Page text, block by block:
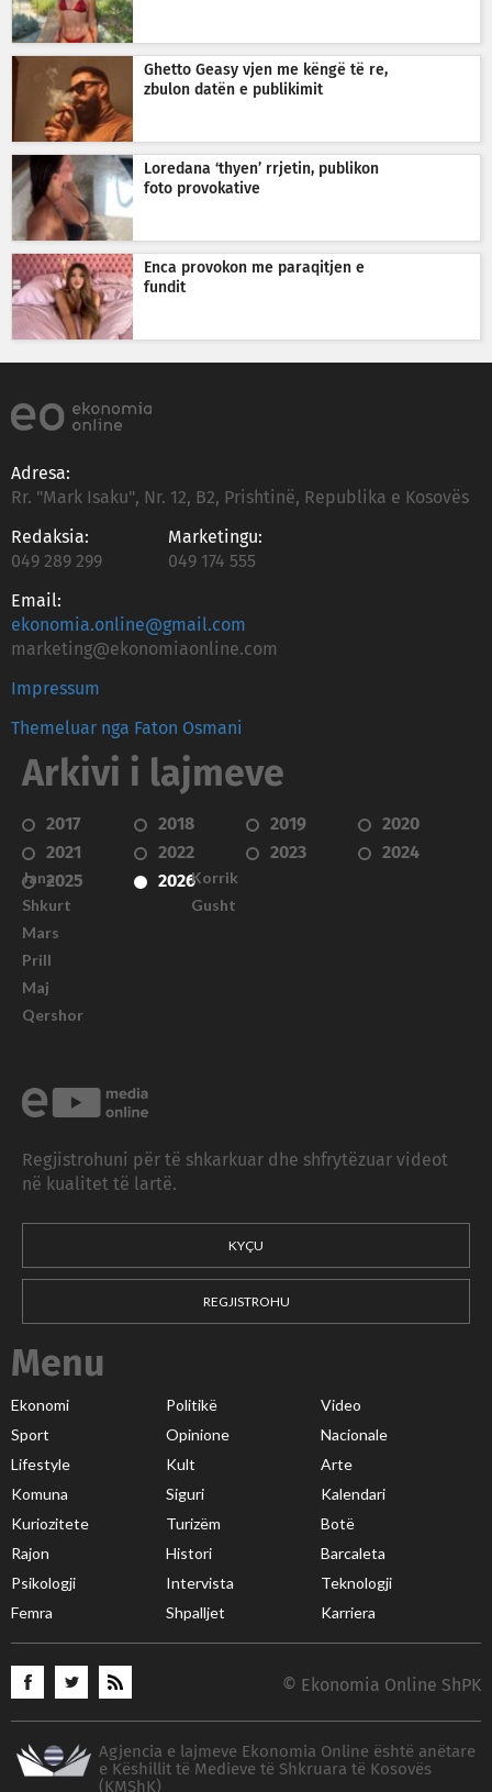
Ghetto Geasy vjen me këngë të re,
zbulon datën e publikimit
Loredana ‘thyen’ rrjetin, publikon
foto provokative
Enca provokon me paraqitjen e
fundit
Adresa:
Rr. "Mark Isaku", Nr. 12, B2, Prishtinë, Republika e Kosovës
Redaksia:
049 289 299
Marketingu:
049 174 555
Email:
ekonomia.online@gmail.com
marketing@ekonomiaonline.com
Impressum
Themeluar nga Faton Osmani
Arkivi i lajmeve
2017 2018 2019
2020
2021
2022 2023
2024
2025
2026
Janar
Shkurt
Mars
Prill
Maj
Qershor
Korrik
Gusht
Regjistrohuni për të shkarkuar dhe shfrytëzuar videot
në kualitet të lartë.
KYÇU
REGJISTROHU
Menu
Ekonomi Politikë
Video
Sport
Opinione
Nacionale
Lifestyle
Kult
Arte
Komuna
Siguri
Kalendari
Kuriozitete
Turizëm
Botë
Rajon
Histori
Barcaleta
Psikologji
Intervista
Teknologji
Femra
Shpalljet Karriera
© Ekonomia Online ShPK
Agjencia e lajmeve Ekonomia Online është anëtare
e Këshillit të Medieve të Shkruara të Kosovës
(KMShK)